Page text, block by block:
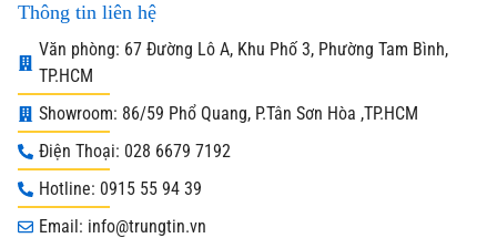
Thông tin liên hệ
Văn phòng: 67 Đường Lô A, Khu Phố 3, Phường Tam Bình,
TP.HCM
Showroom: 86/59 Phổ Quang, P.Tân Sơn Hòa ,TP.HCM
Điện Thoại: 028 6679 7192
Hotline: 0915 55 94 39
Email: info@trungtin.vn